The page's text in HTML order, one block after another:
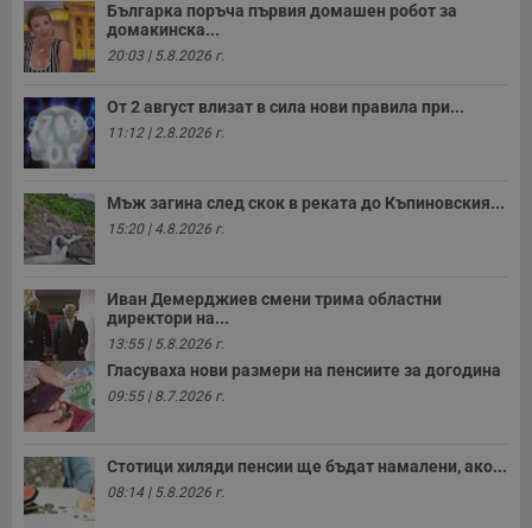
Българка поръча първия домашен робот за
домакинска...
20:03 | 5.8.2026 г.
От 2 август влизат в сила нови правила при...
11:12 | 2.8.2026 г.
Мъж загина след скок в реката до Къпиновския...
15:20 | 4.8.2026 г.
Иван Демерджиев смени трима областни
директори на...
13:55 | 5.8.2026 г.
Гласуваха нови размери на пенсиите за догодина
09:55 | 8.7.2026 г.
Стотици хиляди пенсии ще бъдат намалени, ако...
08:14 | 5.8.2026 г.